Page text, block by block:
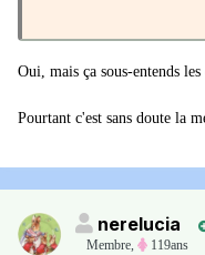
Oui, mais ça sous-entends
Pourtant c'est sans doute la
nerelucia
Membre, 119ans